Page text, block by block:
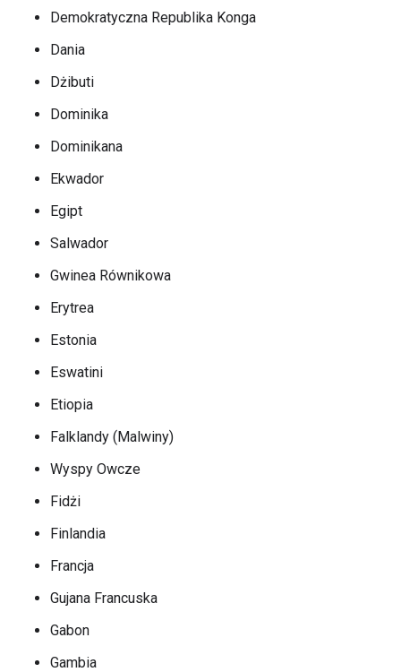
Demokratyczna Republika Konga
Dania
Dżibuti
Dominika
Dominikana
Ekwador
Egipt
Salwador
Gwinea Równikowa
Erytrea
Estonia
Eswatini
Etiopia
Falklandy (Malwiny)
Wyspy Owcze
Fidżi
Finlandia
Francja
Gujana Francuska
Gabon
Gambia